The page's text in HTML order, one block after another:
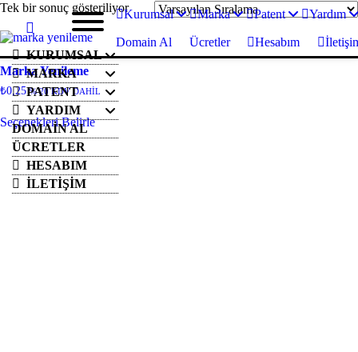
Kurumsal Marka Patent Yardım
Domain Al Ücretler Hesabım
KURUMSAL
MARKA
PATENT
YARDIM
DOMAIN AL
ÜCRETLER
HESABIM
İLETIŞIM
Tek bir sonuç gösteriliyor
Marka Yenileme
₺0,25 % 20 KDV DAHİL
Seçenekleri Belirle